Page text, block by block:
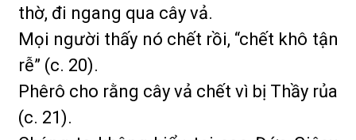
thờ, đi ngang qua cây vả.
Mọi người thấy nó chết rồi, “chết khô tận
rễ” (c. 20).
Phêrô cho rằng cây vả chết vì bị Thầy rủa
(c. 21).